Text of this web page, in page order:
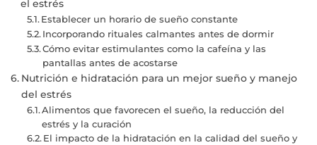
el estrés
Establecer un horario de sueño constante
Incorporando rituales calmantes antes de dormir
Cómo evitar estimulantes como la cafeína y las
pantallas antes de acostarse
Nutrición e hidratación para un mejor sueño y manejo
del estrés
Alimentos que favorecen el sueño, la reducción del
estrés y la curación
El impacto de la hidratación en la calidad del sueño y